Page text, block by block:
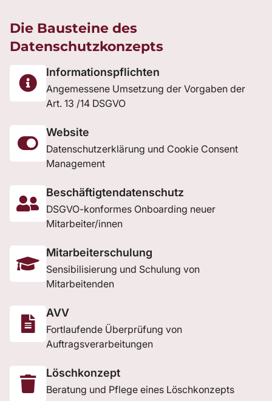
Die Bausteine des
Datenschutzkonzepts
Informationspflichten
Angemessene Umsetzung der Vorgaben der
Art. 13 /14 DSGVO
Website
Datenschutzerklärung und Cookie Consent
Management
Beschäftigtendatenschutz
DSGVO-konformes Onboarding neuer
Mitarbeiter/innen
Mitarbeiterschulung
Sensibilisierung und Schulung von
Mitarbeitenden
AVV
Fortlaufende Überprüfung von
Auftragsverarbeitungen
Löschkonzept
Beratung und Pflege eines Löschkonzepts